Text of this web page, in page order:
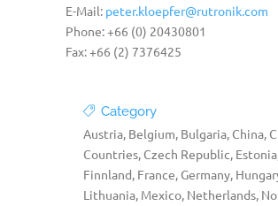
E-Mail: peter.kloepfer@rutronik.com
Phone: +66 (0) 20430801
Fax: +66 (2) 7376425
Category
Austria, Belgium, Bulgaria, China,
Countries, Czech Republic,
Finnland, France, Germany,
Lithuania, Mexico, Netherlands,